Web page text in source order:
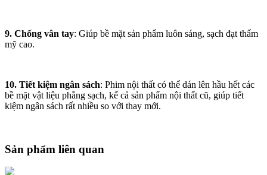
9. Chống vân tay: Giúp bề mặt sản phẩm luôn sáng, sạch đạt thẩm
mỹ cao.
10. Tiết kiệm ngân sách: Phim nội thất có thể dán lên hầu hết các
bề mặt vật liệu phẳng sạch, kể cả sản phẩm nội thất cũ, giúp tiết
kiệm ngân sách rất nhiều so với thay mới.
Sản phẩm liên quan